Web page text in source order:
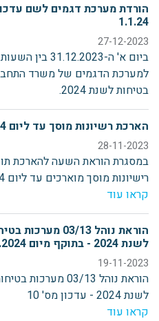
הורדת מערכת דגמים לשם
1.1.24
27-12-2023
למערכת הדגמים של משרד
בטיחות לשנת 2024.
הארכת רשיונות מוסך עד ליום 31.3.2024
28-11-2023
במסגרת הוראת השעה להארכת
רישיונות מוסך מוארכים עד ליום 31.3.2024.
קראו עוד
לשנת 2024 - בתוקף מיום 1.1.2024
19-11-2023
לשנת 2024 - עדכון מס' 10
קראו עוד